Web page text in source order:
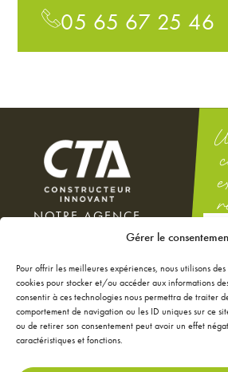
Gérer le
Pour offrir les meilleures expériences, nous utilisons
cookies pour stocker et/ou accéder aux informations
consentir à ces technologies nous permettra de traiter
comportement de navigation ou les ID uniques sur ce
ou de retirer son consentement peut avoir un effet
caractéristiques et fonctions.
05 65 67 25 46
NOS ANNONCES
JE CONFIGURE MA
NOTRE AGENCE
100 rue Docteur Théodor
12000 Rodez
Du lundi au vendredi : 8h-12h
/ 14h-18h
Le samedi : 9h-12h